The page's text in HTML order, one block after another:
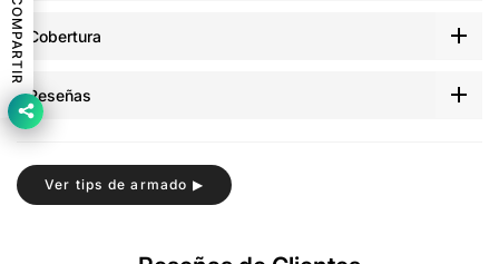
Cobertura
Reseñas
Ver tips de armado ▶
COMPARTIR